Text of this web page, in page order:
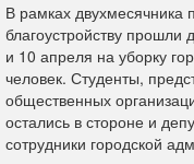
В рамках двухмесячника
благоустройству
и 10 апреля на уборку
человек. Студенты,
общественных
остались в стороне и
сотрудники городской